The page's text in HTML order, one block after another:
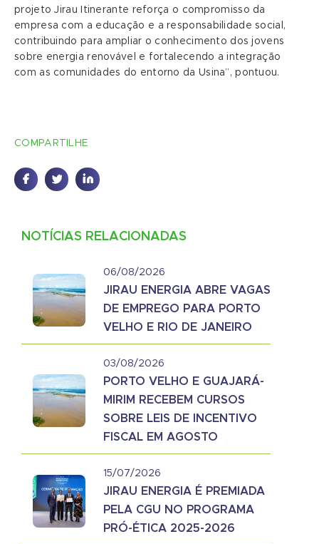
projeto Jirau Itinerante reforça o compromisso da
empresa com a educação e a responsabilidade social,
contribuindo para ampliar o conhecimento dos jovens
sobre energia renovável e fortalecendo a integração
com as comunidades do entorno da Usina”, pontuou.
COMPARTILHE
NOTÍCIAS RELACIONADAS
06/08/2026
JIRAU ENERGIA ABRE VAGAS
DE EMPREGO PARA PORTO
VELHO E RIO DE JANEIRO
03/08/2026
PORTO VELHO E GUAJARÁ-
MIRIM RECEBEM CURSOS
SOBRE LEIS DE INCENTIVO
FISCAL EM AGOSTO
15/07/2026
JIRAU ENERGIA É PREMIADA
PELA CGU NO PROGRAMA
PRÓ-ÉTICA 2025-2026